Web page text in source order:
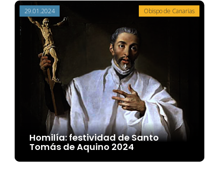
29.01.2024 Obispo de Canarias
Homilía: festividad de Santo
Tomás de Aquino 2024